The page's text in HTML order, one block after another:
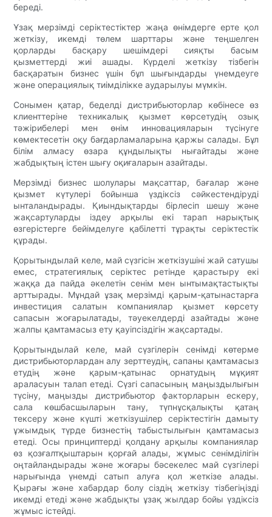
береді.
Ұзақ мерзімді серіктестіктер жаңа өнімдерге ерте қол
жеткізу, икемді төлем шарттары және теңшелген
қорларды басқару шешімдері сияқты басым
қызметтерді жиі ашады. Күрделі жеткізу тізбегін
басқаратын бизнес үшін бұл шығындарды үнемдеуге
және операциялық тиімділікке аударылуы мүмкін.
Сонымен қатар, беделді дистрибьюторлар көбінесе өз
клиенттеріне техникалық қызмет көрсетудің озық
тәжірибелері мен өнім инновацияларын түсінуге
көмектесетін оқу бағдарламаларына қаржы салады. Бұл
білім алмасу өзара құндылықты нығайтады және
жабдықтың істен шығу оқиғаларын азайтады.
Мерзімді бизнес шолулары мақсаттар, бағалар және
қызмет күтулері бойынша үздіксіз сәйкестендіруді
ынталандырады. Қиындықтарды бірлесіп шешу және
жақсартуларды іздеу арқылы екі тарап нарықтық
өзгерістерге бейімделуге қабілетті тұрақты серіктестік
құрады.
Қорытындылай келе, май сүзгісін жеткізушіні жай сатушы
емес, стратегиялық серіктес ретінде қарастыру екі
жаққа да пайда әкелетін сенім мен ынтымақтастықты
арттырады. Мұндай ұзақ мерзімді қарым-қатынастарға
инвестиция салатын компаниялар қызмет көрсету
сапасын жоғарылатады, тәуекелдерді азайтады және
жалпы қамтамасыз ету қауіпсіздігін жақсартады.
Қорытындылай келе, май сүзгілерін сенімді көтерме
дистрибьюторлардан алу зерттеудің, сапаны қамтамасыз
етудің және қарым-қатынас орнатудың мұқият
араласуын талап етеді. Сүзгі сапасының маңыздылығын
түсіну, маңызды дистрибьютор факторларын ескеру,
сала көшбасшыларын тану, түпнұсқалықты қатаң
тексеру және күшті жеткізушілер серіктестігін дамыту
ұжымдық түрде бизнестің табыстылығын қамтамасыз
етеді. Осы принциптерді қолдану арқылы компаниялар
өз қозғалтқыштарын қорғай алады, жұмыс сенімділігін
оңтайландырады және жоғары бәсекелес май сүзгілері
нарығында үнемді сатып алуға қол жеткізе алады.
Қырағы және хабардар болу сіздің жеткізу тізбегіңізді
икемді етеді және жабдықты ұзақ жылдар бойы үздіксіз
жұмыс істейді.